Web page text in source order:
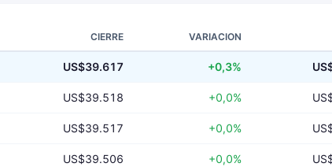
CIERRE VARIACION
US$39.617 +0,3%
US$39.518 +0,0%
US$39.517 +0,0%
US$39.506 +0,0%